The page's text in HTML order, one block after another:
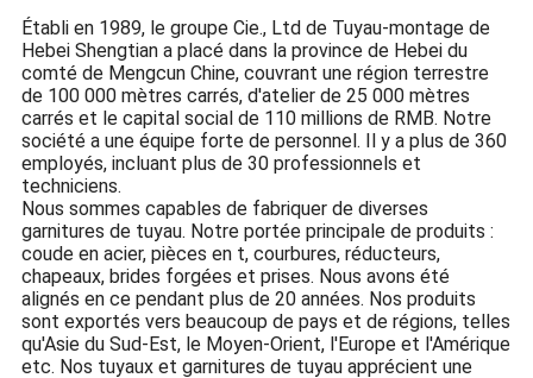
Établi en 1989, le groupe Cie., Ltd de Tuyau-montage de
Hebei Shengtian a placé dans la province de Hebei du
comté de Mengcun Chine, couvrant une région terrestre
de 100 000 mètres carrés, d'atelier de 25 000 mètres
carrés et le capital social de 110 millions de RMB. Notre
société a une équipe forte de personnel. Il y a plus de 360
employés, incluant plus de 30 professionnels et
techniciens.
Nous sommes capables de fabriquer de diverses
garnitures de tuyau. Notre portée principale de produits :
coude en acier, pièces en t, courbures, réducteurs,
chapeaux, brides forgées et prises. Nous avons été
alignés en ce pendant plus de 20 années. Nos produits
sont exportés vers beaucoup de pays et de régions, telles
qu'Asie du Sud-Est, le Moyen-Orient, l'Europe et l'Amérique
etc. Nos tuyaux et garnitures de tuyau apprécient une